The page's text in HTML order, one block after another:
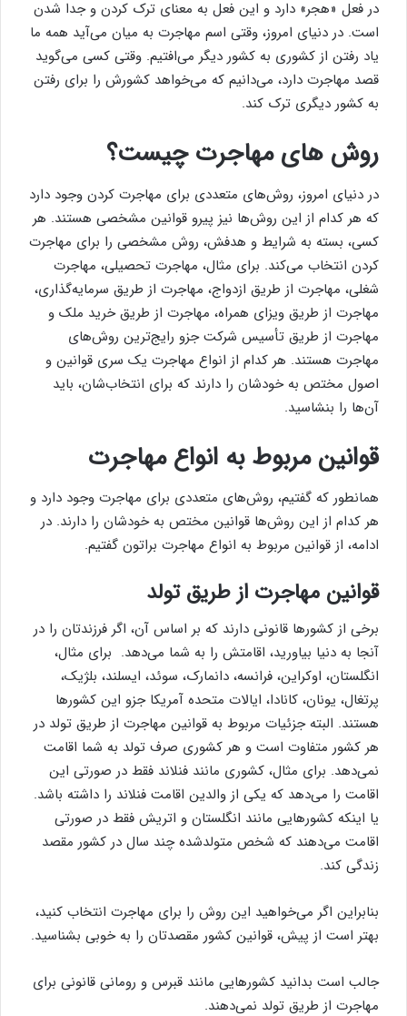
در فعل «هجر» دارد و این فعل به معنای ترک کردن و جدا شدن
است. در دنیای امروز، وقتی اسم مهاجرت به میان می‌آید همه ما
یاد رفتن از کشوری به کشور دیگر می‌افتیم. وقتی کسی می‌گوید
قصد مهاجرت دارد، می‌دانیم که می‌خواهد کشورش را برای رفتن
به کشور دیگری ترک کند.
روش های مهاجرت چیست؟
در دنیای امروز، روش‌های متعددی برای مهاجرت کردن وجود دارد
که هر کدام از این روش‌ها نیز پیرو قوانین مشخصی هستند. هر
کسی، بسته به شرایط و هدفش، روش مشخصی را برای مهاجرت
کردن انتخاب می‌کند. برای مثال، مهاجرت تحصیلی، مهاجرت
شغلی، مهاجرت از طریق ازدواج، مهاجرت از طریق سرمایه‌گذاری،
مهاجرت از طریق ویزای همراه، مهاجرت از طریق خرید ملک و
مهاجرت از طریق تأسیس شرکت جزو رایج‌ترین روش‌های
مهاجرت هستند. هر کدام از انواع مهاجرت یک سری قوانین و
اصول مختص به خودشان را دارند که برای انتخاب‌شان، باید
آن‌ها را بنشاسید.
قوانین مربوط به انواع مهاجرت
همانطور که گفتیم، روش‌های متعددی برای مهاجرت وجود دارد و
هر کدام از این روش‌ها قوانین مختص به خودشان را دارند. در
ادامه، از قوانین مربوط به انواع مهاجرت براتون گفتیم.
قوانین مهاجرت از طریق تولد
برخی از کشورها قانونی دارند که بر اساس آن، اگر فرزندتان را در
آنجا به دنیا بیاورید، اقامتش را به شما می‌دهد. برای مثال،
انگلستان، اوکراین، فرانسه، دانمارک، سوئد، ایسلند، بلژیک،
پرتغال، یونان، کانادا، ایالات متحده آمریکا جزو این کشورها
هستند. البته جزئیات مربوط به قوانین مهاجرت از طریق تولد در
هر کشور متفاوت است و هر کشوری صرف تولد به شما اقامت
نمی‌دهد. برای مثال، کشوری مانند فنلاند فقط در صورتی این
اقامت را می‌دهد که یکی از والدین اقامت فنلاند را داشته باشد.
یا اینکه کشورهایی مانند انگلستان و اتریش فقط در صورتی
اقامت می‌دهند که شخص متولدشده چند سال در کشور مقصد
زندگی کند.
بنابراین اگر می‌خواهید این روش را برای مهاجرت انتخاب کنید،
بهتر است از پیش، قوانین کشور مقصدتان را به خوبی بشناسید.
جالب است بدانید کشورهایی مانند قبرس و رومانی قانونی برای
مهاجرت از طریق تولد نمی‌دهند.